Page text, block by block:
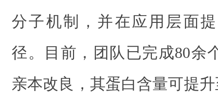
分子机制，并在应用层面
径。
目前，团队已完成80余
亲本改良，其蛋白含量可提